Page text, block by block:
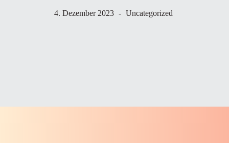
4. Dezember 2023 Uncategorized